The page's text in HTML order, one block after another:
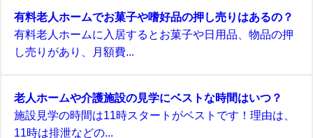
有料老人ホームでお菓子や嗜好品の押し売りはあるの？
有料老人ホームに入居するとお菓子や日用品、物品の押
し売りがあり、月額費...
老人ホームや介護施設の見学にベストな時間はいつ？
施設見学の時間は11時スタートがベストです！理由は、
11時は排泄などの...